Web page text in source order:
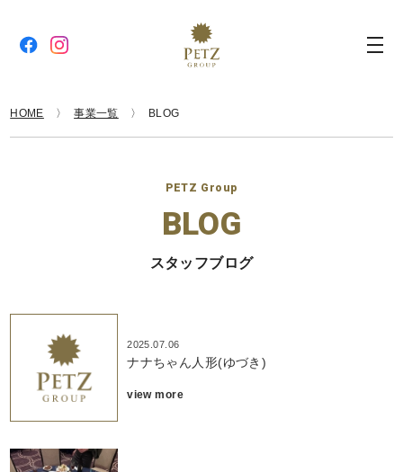
HOME 事業一覧 BLOG
PETZ Group
BLOG
スタッフブログ
2025.07.06
ナナちゃん人形(ゆづき)
view more